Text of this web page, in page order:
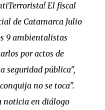
El fiscal
de Catamarca Julio
9 ambientalistas
por actos de
seguridad pública",
no se toca".
noticia en diálogo